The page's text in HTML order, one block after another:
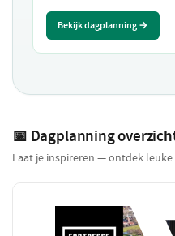
Bekijk dagplanning →
📅 Dagplanning
Laat je inspireren — ontdek leuke